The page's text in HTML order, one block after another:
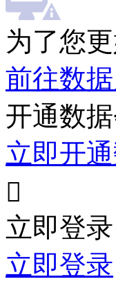
为了您
前往数
开通数
立即开

立即登
立即登录